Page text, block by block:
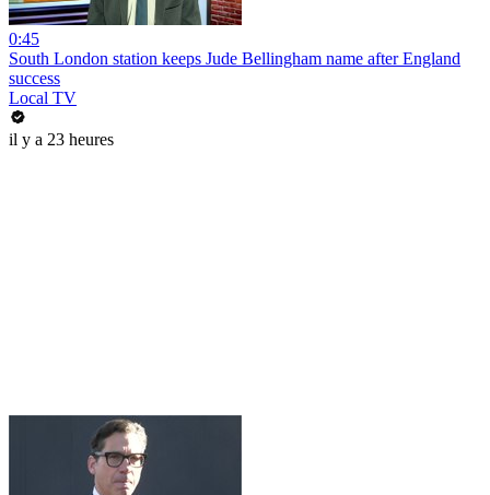
0:45
South London station keeps Jude Bellingham name after England
success
Local TV
il y a 23 heures